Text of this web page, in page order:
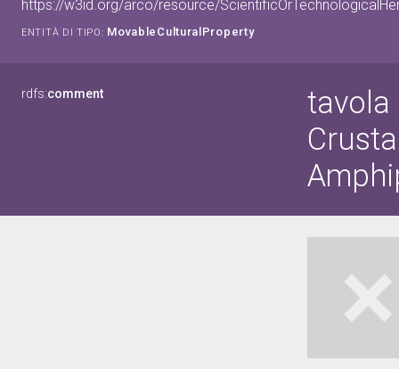
https://w3id.org/arco/resource/
ENTITÀ DI TIPO: MovableCulturalProperty
rdfs:comment
tavola